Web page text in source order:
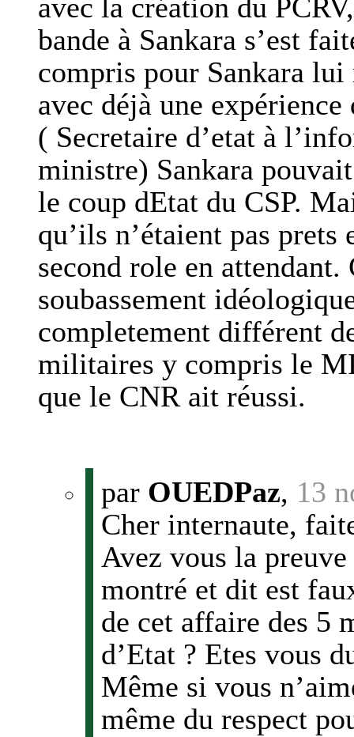
avec la création du
bande à Sankara s’est
compris pour Sankara
avec déjà une
( Secretaire d’etat à
ministre) Sankara
le coup dEtat du CSP.
qu’ils n’étaient pas
second role en
soubassement
completement différent
militaires y compris le
que le CNR ait réussi.
par OUEDPaz, 13
Cher internaute,
Avez vous la
montré et dit est
de cet affaire des 5
d’Etat ? Etes vous
Même si vous
même du respect